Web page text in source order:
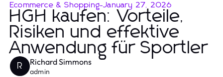
Ecommerce & Shopping-January 27, 2026
HGH kaufen: Vorteile,
Risiken und effektive
Anwendung für Sportler
R Richard Simmons
admin